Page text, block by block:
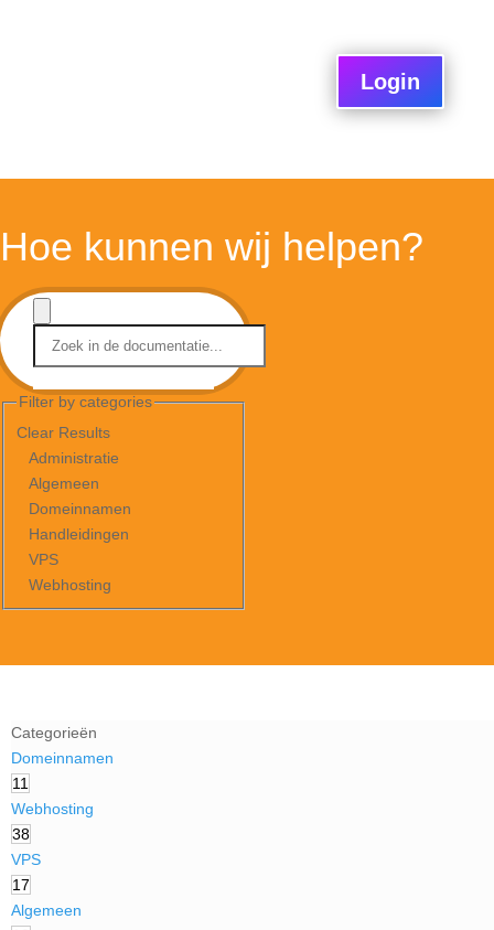
Login
Hoe kunnen wij helpen?
Filter by categories
Clear Results
Administratie
Algemeen
Domeinnamen
Handleidingen
VPS
Webhosting
Categorieën
Domeinnamen
11
Webhosting
38
VPS
17
Algemeen